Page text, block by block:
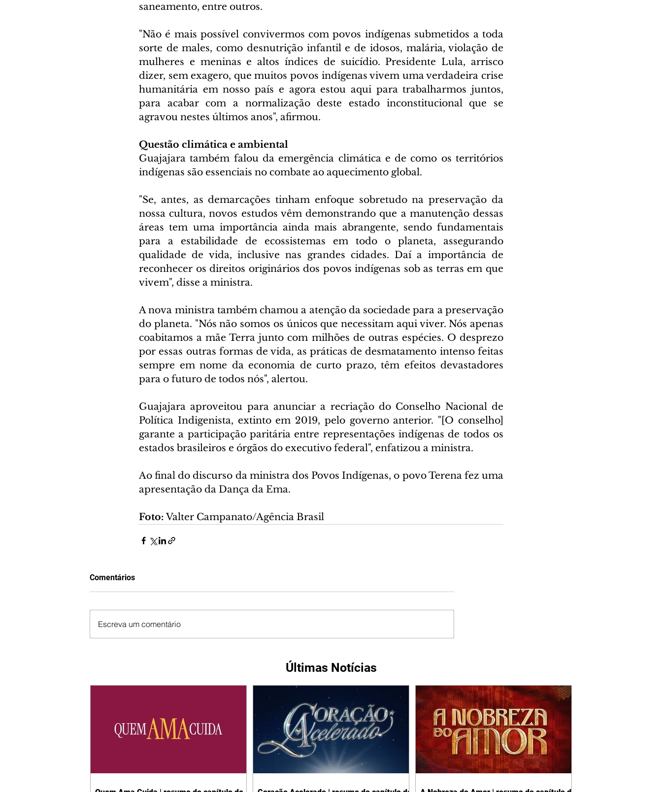
saneamento, entre outros.
"Não é mais possível convivermos com povos indígenas submetidos a toda
sorte de males, como desnutrição infantil e de idosos, malária, violação de
mulheres e meninas e altos índices de suicídio. Presidente Lula, arrisco
dizer, sem exagero, que muitos povos indígenas vivem uma verdadeira crise
humanitária em nosso país e agora estou aqui para trabalharmos juntos,
para acabar com a normalização deste estado inconstitucional que se
agravou nestes últimos anos", afirmou.
Questão climática e ambiental
Guajajara também falou da emergência climática e de como os territórios
indígenas são essenciais no combate ao aquecimento global.
"Se, antes, as demarcações tinham enfoque sobretudo na preservação da
nossa cultura, novos estudos vêm demonstrando que a manutenção dessas
áreas tem uma importância ainda mais abrangente, sendo fundamentais
para a estabilidade de ecossistemas em todo o planeta, assegurando
qualidade de vida, inclusive nas grandes cidades. Daí a importância de
reconhecer os direitos originários dos povos indígenas sob as terras em que
vivem", disse a ministra.
A nova ministra também chamou a atenção da sociedade para a preservação
do planeta. "Nós não somos os únicos que necessitam aqui viver. Nós apenas
coabitamos a mãe Terra junto com milhões de outras espécies. O desprezo
por essas outras formas de vida, as práticas de desmatamento intenso feitas
sempre em nome da economia de curto prazo, têm efeitos devastadores
para o futuro de todos nós", alertou.
Guajajara aproveitou para anunciar a recriação do Conselho Nacional de
Política Indigenista, extinto em 2019, pelo governo anterior. "[O conselho]
garante a participação paritária entre representações indígenas de todos os
estados brasileiros e órgãos do executivo federal", enfatizou a ministra.
Ao final do discurso da ministra dos Povos Indígenas, o povo Terena fez uma
apresentação da Dança da Ema.
Foto: Valter Campanato/Agência Brasil
Comentários
Escreva um comentário
Últimas Notícias